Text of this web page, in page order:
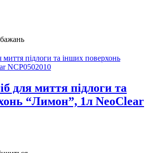
для миття підлоги та
“Лимон”, 1л NeoClear